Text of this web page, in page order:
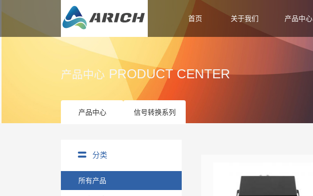
首页 关于我们 产品中心
产品中心 PRODUCT CENTER
产品中心 信号转换系列
分类
所有产品